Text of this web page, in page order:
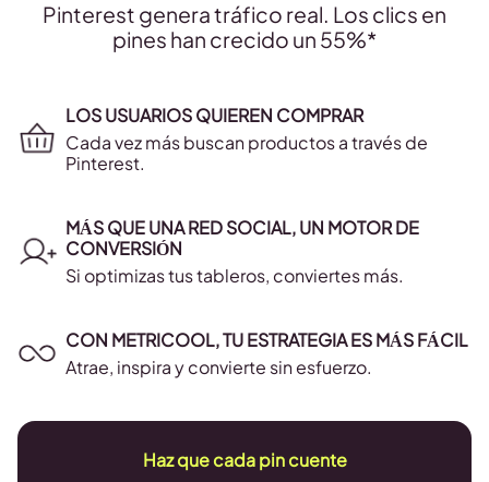
Pinterest genera tráfico real. Los clics en
pines han crecido un 55%*
LOS USUARIOS QUIEREN COMPRAR
Cada vez más buscan productos a través de
Pinterest.
MÁS QUE UNA RED SOCIAL, UN MOTOR DE
CONVERSIÓN
Si optimizas tus tableros, conviertes más.
CON METRICOOL, TU ESTRATEGIA ES MÁS FÁCIL
Atrae, inspira y convierte sin esfuerzo.
Haz que cada pin cuente